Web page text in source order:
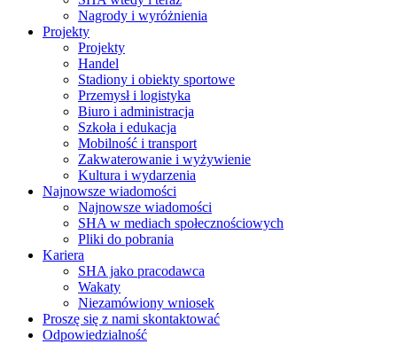
Nagrody i wyróżnienia
Projekty
Projekty
Handel
Stadiony i obiekty sportowe
Przemysł i logistyka
Biuro i administracja
Szkoła i edukacja
Mobilność i transport
Zakwaterowanie i wyżywienie
Kultura i wydarzenia
Najnowsze wiadomości
Najnowsze wiadomości
SHA w mediach społecznościowych
Pliki do pobrania
Kariera
SHA jako pracodawca
Wakaty
Niezamówiony wniosek
Proszę się z nami skontaktować
Odpowiedzialność